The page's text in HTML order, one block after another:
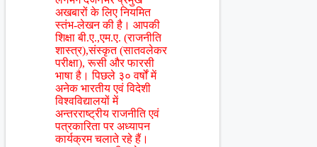
अखबारों के लिए नियमित
स्तंभ-लेखन की है। आपकी
शिक्षा बी.ए.,एम.ए. (राजनीति
शास्त्र),संस्कृत (सातवलेकर
परीक्षा), रूसी और फारसी
भाषा है। पिछले ३० वर्षों में
अनेक भारतीय एवं विदेशी
विश्वविद्यालयों में
अन्तरराष्ट्रीय राजनीति एवं
पत्रकारिता पर अध्यापन
कार्यक्रम चलाते रहे हैं।